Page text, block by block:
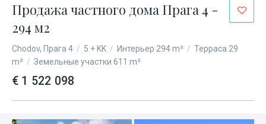
Продажа частного дома Прага 4 -
294 м2
Chodov, Прага 4 / 5 + KK / Интерьер 294 m² / Терраса 29
m² / Земельные участки 611 m²
€ 1 522 098